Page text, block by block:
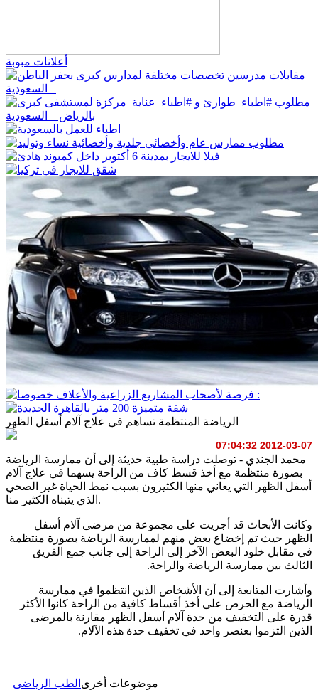
أعلانات مبوبة
الرياضة المنتظمة تساهم في علاج آلام أسفل الظهر
2012-03-07 07:04:32
محمد الجندي - توصلت دراسة طبية حديثة إلى أن ممارسة الرياضة
بصورة منتظمة مع أخذ قسط كاف من الراحة يسهما في علاج آلام
أسفل الظهر التي يعاني منها الكثيرون بسبب نمط الحياة غير الصحي
الذي يتبناه الكثير منا.
وكانت الأبحاث قد أجريت على مجموعة من مرضى آلام أسفل
الظهر حيث تم إخضاع بعض منهم لممارسة الرياضة بصورة منتظمة
في مقابل خلود البعض الآخر إلى الراحة إلى جانب جمع الفريق
الثالث بين ممارسة الرياضة والراحة.
وأشارت المتابعة إلى أن الأشخاص الذين انتظموا في ممارسة
الرياضة مع الحرص على أخذ أقساط كافية من الراحة كانوا الأكثر
قدرة على التخفيف من حدة آلام أسفل الظهر مقارنة بالمرضى
الذين التزموا بعنصر واحد في تخفيف حدة هذه الآلام.
موضوعات أخرى الطب الرياضى